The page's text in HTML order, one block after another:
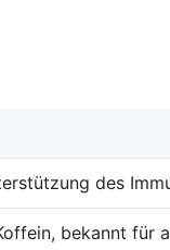
des
bekannt für